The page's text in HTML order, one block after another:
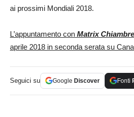
ai prossimi Mondiali 2018.
L’appuntamento con Matrix
aprile 2018 in seconda serata su
Seguici su Google Discover Fonti